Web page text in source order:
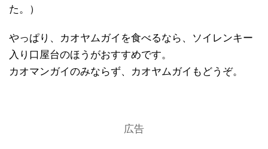
た。）
やっぱり、カオヤムガイを食べるなら、ソイレンキー
入り口屋台のほうがおすすめです。
カオマンガイのみならず、カオヤムガイもどうぞ。
広告